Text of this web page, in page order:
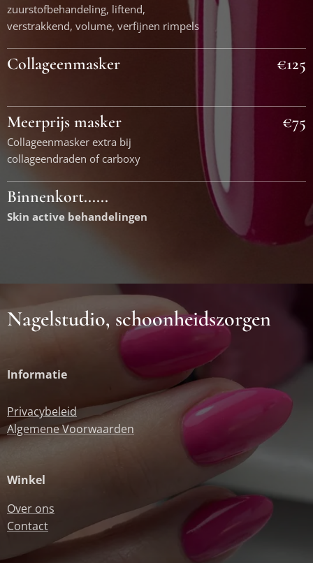
zuurstofbehandeling, liftend,
verstrakkend, volume, verfijnen rimpels
Collageenmasker €125
Meerprijs masker
Collageenmasker extra bij
collageendraden of carboxy
€75
Binnenkort......
Skin active behandelingen
Nagelstudio, schoonheidszorgen
Informatie
Privacybeleid
Algemene Voorwaarden
Winkel
Over ons
Contact